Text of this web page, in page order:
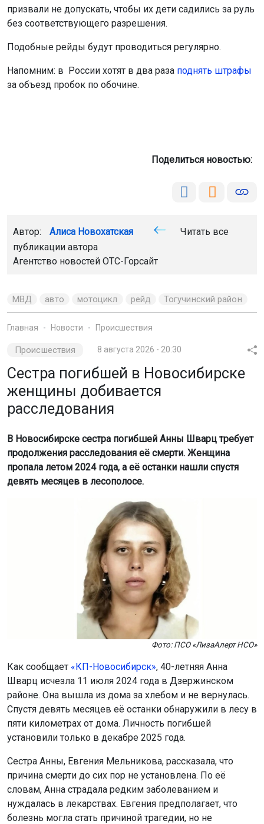
призвали не допускать, чтобы их дети садились за руль
без соответствующего разрешения.
Подобные рейды будут проводиться регулярно.
Напомним: в России хотят в два раза поднять штрафы
за объезд пробок по обочине.
Поделиться новостью:
Автор: Алиса Новохатская
Читать все
публикации автора
Агентство новостей ОТС-Горсайт
МВД авто мотоцикл рейд Тогучинский район
Главная Новости Происшествия
Происшествия 8 августа 2026 - 20:30
Сестра погибшей в Новосибирске
женщины добивается
расследования
В Новосибирске сестра погибшей Анны Шварц требует
продолжения расследования её смерти. Женщина
пропала летом 2024 года, а её останки нашли спустя
девять месяцев в лесополосе.
Фото: ПСО «ЛизаАлерт НСО»
Как сообщает «КП-Новосибирск», 40-летняя Анна
Шварц исчезла 11 июля 2024 года в Дзержинском
районе. Она вышла из дома за хлебом и не вернулась.
Спустя девять месяцев её останки обнаружили в лесу в
пяти километрах от дома. Личность погибшей
установили только в декабре 2025 года.
Сестра Анны, Евгения Мельникова, рассказала, что
причина смерти до сих пор не установлена. По её
словам, Анна страдала редким заболеванием и
нуждалась в лекарствах. Евгения предполагает, что
болезнь могла стать причиной трагедии, но не